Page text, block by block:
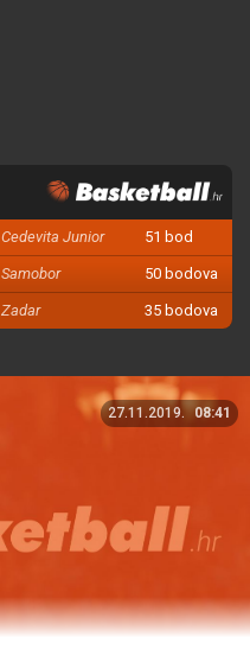
Cedevita Junior 51 bod
Samobor 50 bodova
Zadar 35 bodova
27.11.2019. 08:41